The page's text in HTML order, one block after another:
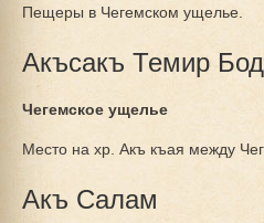
Пещеры в Чегемском ущелье.
Акъсакъ Темир
Чегемское ущелье
Место на хр. Акъ къая между
Акъ Салам